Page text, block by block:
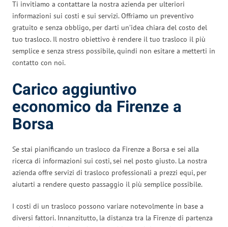
Ti invitiamo a contattare la nostra azienda per ulteriori
informazioni sui costi e sui servizi. Offriamo un preventivo
gratuito e senza obbligo, per darti un’idea chiara del costo del
tuo trasloco. Il nostro obiettivo è rendere il tuo trasloco il più
semplice e senza stress possibile, quindi non esitare a metterti in
contatto con noi.
Carico aggiuntivo
economico da Firenze a
Borsa
Se stai pianificando un trasloco da Firenze a Borsa e sei alla
ricerca di informazioni sui costi, sei nel posto giusto. La nostra
azienda offre servizi di trasloco professionali a prezzi equi, per
aiutarti a rendere questo passaggio il più semplice possibile.
I costi di un trasloco possono variare notevolmente in base a
diversi fattori. Innanzitutto, la distanza tra la Firenze di partenza